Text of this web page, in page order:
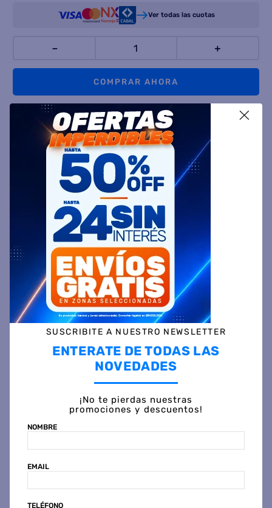
Ver todas las cuotas
＋
－
COMPRAR AHORA
AGREGAR AL CARRITO
Comparte
Ingresa tu Código Postal y Calcula tu Entrega
DESCRIPCIÓN
ESPECIFICACIÓN TÉCNICA
VALORACIONES
Otras personas también vieron
X
SUSCRIBITE A NUESTRO NEWSLETTER
ENTERATE DE TODAS LAS
NOVEDADES
¡No te pierdas nuestras
promociones y descuentos!
NOMBRE
EMAIL
TELÉFONO